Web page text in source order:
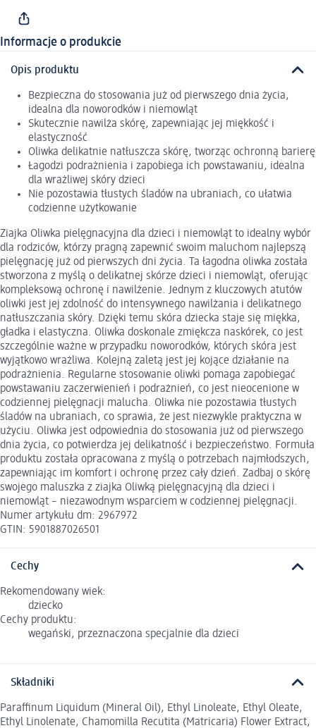
Informacje o produkcie
Opis produktu
Bezpieczna do stosowania już od pierwszego dnia życia,
idealna dla noworodków i niemowląt
Skutecznie nawilża skórę, zapewniając jej miękkość i
elastyczność
Oliwka delikatnie natłuszcza skórę, tworząc ochronną barierę
Łagodzi podrażnienia i zapobiega ich powstawaniu, idealna
dla wrażliwej skóry dzieci
Nie pozostawia tłustych śladów na ubraniach, co ułatwia
codzienne użytkowanie
Ziajka Oliwka pielęgnacyjna dla dzieci i niemowląt to idealny wybór
dla rodziców, którzy pragną zapewnić swoim maluchom najlepszą
pielęgnację już od pierwszych dni życia. Ta łagodna oliwka została
stworzona z myślą o delikatnej skórze dzieci i niemowląt, oferując
kompleksową ochronę i nawilżenie. Jednym z kluczowych atutów
oliwki jest jej zdolność do intensywnego nawilżania i delikatnego
natłuszczania skóry. Dzięki temu skóra dziecka staje się miękka,
gładka i elastyczna. Oliwka doskonale zmiękcza naskórek, co jest
szczególnie ważne w przypadku noworodków, których skóra jest
wyjątkowo wrażliwa. Kolejną zaletą jest jej kojące działanie na
podrażnienia. Regularne stosowanie oliwki pomaga zapobiegać
powstawaniu zaczerwienień i podrażnień, co jest nieocenione w
codziennej pielęgnacji malucha. Oliwka nie pozostawia tłustych
śladów na ubraniach, co sprawia, że jest niezwykle praktyczna w
użyciu. Oliwka jest odpowiednia do stosowania już od pierwszego
dnia życia, co potwierdza jej delikatność i bezpieczeństwo. Formuła
produktu została opracowana z myślą o potrzebach najmłodszych,
zapewniając im komfort i ochronę przez cały dzień. Zadbaj o skórę
swojego maluszka z ziajka Oliwką pielęgnacyjną dla dzieci i
niemowląt – niezawodnym wsparciem w codziennej pielęgnacji.
Numer artykułu dm: 2967972
GTIN: 5901887026501
Cechy
Rekomendowany wiek:
dziecko
Cechy produktu:
wegański, przeznaczona specjalnie dla dzieci
Składniki
Paraffinum Liquidum (Mineral Oil), Ethyl Linoleate, Ethyl Oleate,
Ethyl Linolenate, Chamomilla Recutita (Matricaria) Flower Extract,